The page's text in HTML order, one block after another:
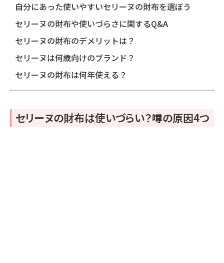
自分にあった使いやすいセリーヌの財布を選ぼう
セリーヌの財布や使いづらさに関するQ&A
セリーヌの財布のデメリットは？
セリーヌは何歳向けのブランド？
セリーヌの財布は何年使える？
セリーヌの財布は使いづらい？噂の原因4つ